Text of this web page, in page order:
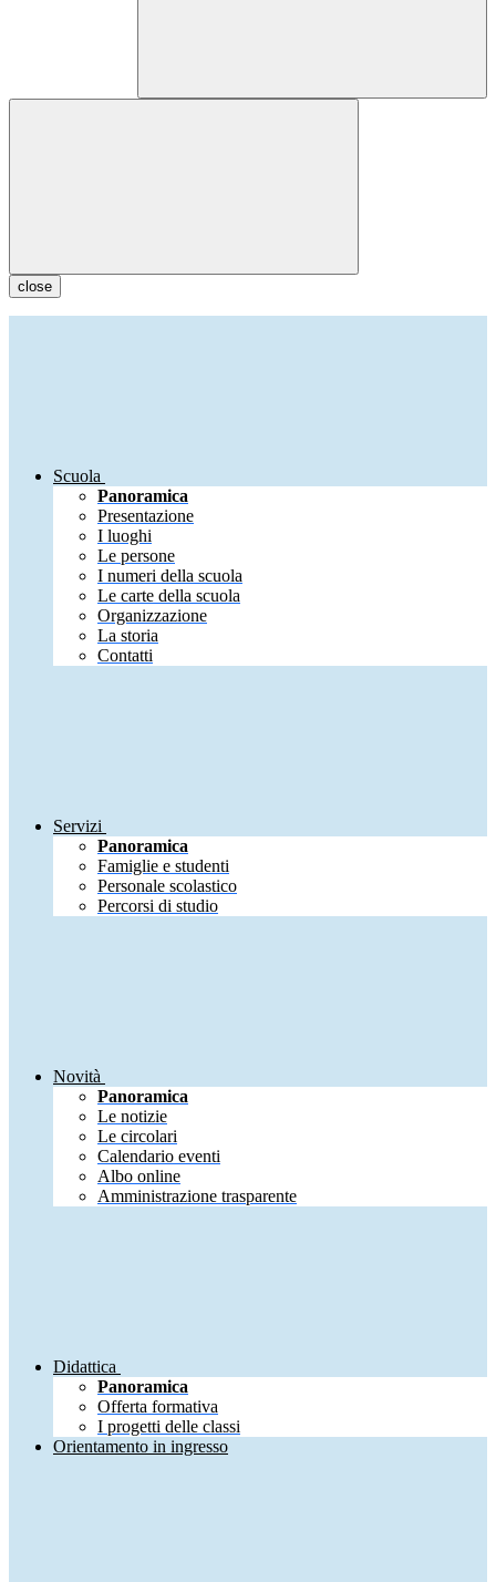
close
Scuola
Panoramica
Presentazione
I luoghi
Le persone
I numeri della scuola
Le carte della scuola
Organizzazione
La storia
Contatti
Servizi
Panoramica
Famiglie e studenti
Personale scolastico
Percorsi di studio
Novità
Panoramica
Le notizie
Le circolari
Calendario eventi
Albo online
Amministrazione trasparente
Didattica
Panoramica
Offerta formativa
I progetti delle classi
Orientamento in ingresso